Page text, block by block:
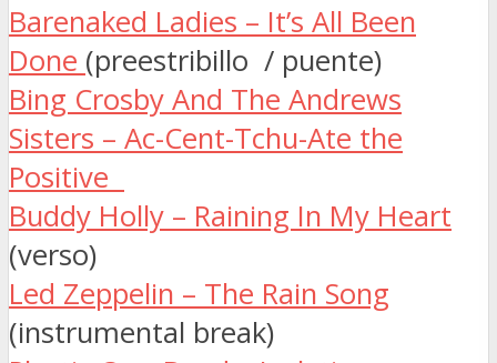
Barenaked Ladies – It’s All Been
Done (preestribillo / puente)
Bing Crosby And The Andrews
Sisters – Ac-Cent-Tchu-Ate the
Positive
Buddy Holly – Raining In My Heart
(verso)
Led Zeppelin – The Rain Song
(instrumental break)